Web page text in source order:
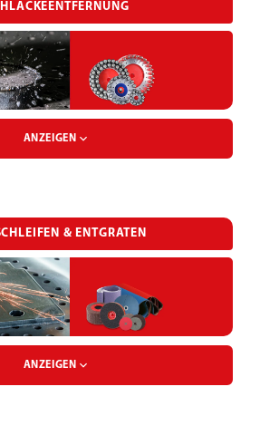
ANZEIGEN
& ENTGRATEN
ANZEIGEN